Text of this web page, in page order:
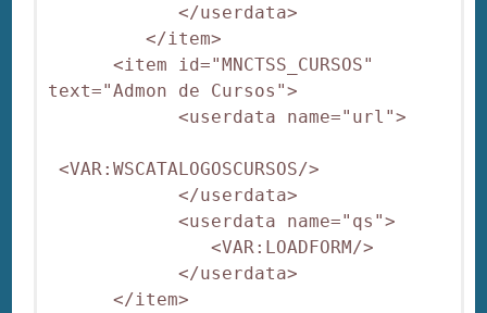
</userdata>
</item>
<item id="MNCTSS_CURSOS"
text="Admon de Cursos">
<userdata name="url">
<VAR:WSCATALOGOSCURSOS/>
</userdata>
<userdata name="qs">
<VAR:LOADFORM/>
</userdata>
</item>